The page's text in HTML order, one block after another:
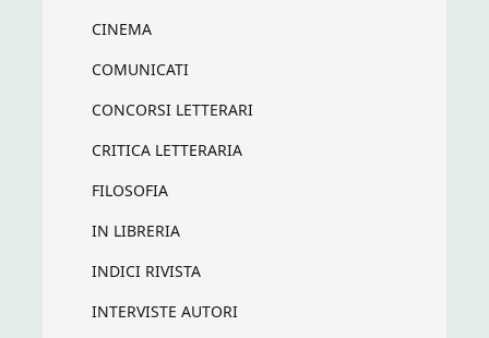
CINEMA
COMUNICATI
CONCORSI LETTERARI
CRITICA LETTERARIA
FILOSOFIA
IN LIBRERIA
INDICI RIVISTA
INTERVISTE AUTORI